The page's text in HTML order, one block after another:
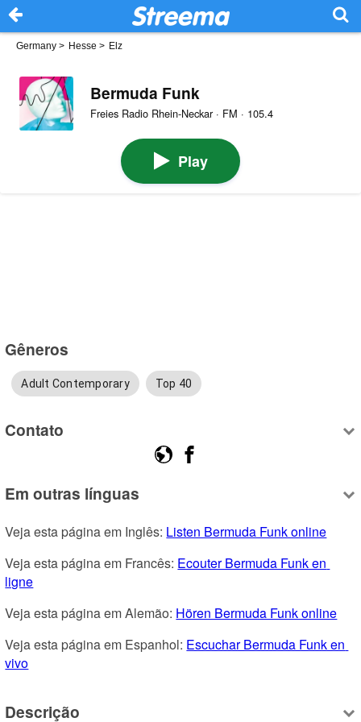
Germany > Hesse > Elz
Bermuda Funk
Freies Radio Rhein-Neckar · FM · 105.4
Play
Gêneros
Adult Contemporary Top 40
Contato
Em outras línguas
Veja esta página em Inglês: Listen Bermuda Funk online
Veja esta página em Francês: Ecouter Bermuda Funk en
ligne
Veja esta página em Alemão: Hören Bermuda Funk online
Veja esta página em Espanhol: Escuchar Bermuda Funk en
vivo
Descrição